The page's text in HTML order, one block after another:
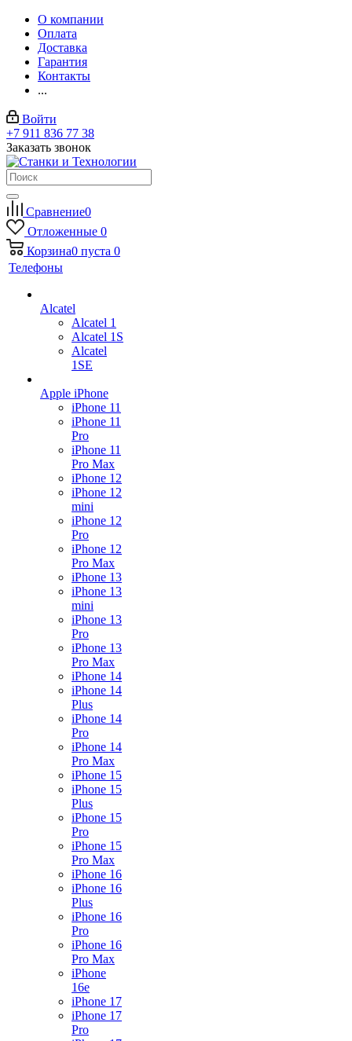
О компании
Оплата
Доставка
Гарантия
Контакты
...
Войти
+7 911 836 77 38
Заказать звонок
Сравнение0
Отложенные 0
Корзина0 пуста 0
Телефоны
Alcatel
Alcatel 1
Alcatel 1S
Alcatel
1SE
Apple iPhone
iPhone 11
iPhone 11
Pro
iPhone 11
Pro Max
iPhone 12
iPhone 12
mini
iPhone 12
Pro
iPhone 12
Pro Max
iPhone 13
iPhone 13
mini
iPhone 13
Pro
iPhone 13
Pro Max
iPhone 14
iPhone 14
Plus
iPhone 14
Pro
iPhone 14
Pro Max
iPhone 15
iPhone 15
Plus
iPhone 15
Pro
iPhone 15
Pro Max
iPhone 16
iPhone 16
Plus
iPhone 16
Pro
iPhone 16
Pro Max
iPhone
16e
iPhone 17
iPhone 17
Pro